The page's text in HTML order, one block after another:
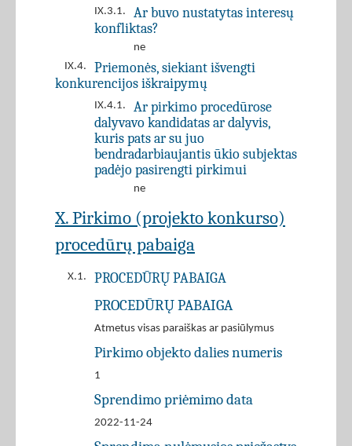
IX.3.1.
Ar buvo nustatytas interesų
konfliktas?
ne
IX.4.
Priemonės, siekiant išvengti
konkurencijos iškraipymų
IX.4.1.
Ar pirkimo procedūrose
dalyvavo kandidatas ar dalyvis,
kuris pats ar su juo
bendradarbiaujantis ūkio subjektas
padėjo pasirengti pirkimui
ne
X. Pirkimo (projekto konkurso)
procedūrų pabaiga
X.1. PROCEDŪRŲ PABAIGA
PROCEDŪRŲ PABAIGA
Atmetus visas paraiškas ar pasiūlymus
Pirkimo objekto dalies numeris
1
Sprendimo priėmimo data
2022-11-24